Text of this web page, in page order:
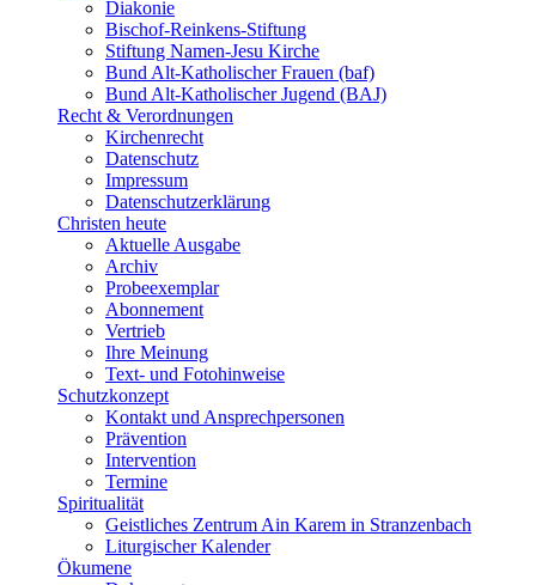
Diakonie
Bischof-Reinkens-Stiftung
Stiftung Namen-Jesu Kirche
Bund Alt-Katholischer Frauen (baf)
Bund Alt-Katholischer Jugend (BAJ)
Recht & Verordnungen
Kirchenrecht
Datenschutz
Impressum
Datenschutzerklärung
Christen heute
Aktuelle Ausgabe
Archiv
Probeexemplar
Abonnement
Vertrieb
Ihre Meinung
Text- und Fotohinweise
Schutzkonzept
Kontakt und Ansprechpersonen
Prävention
Intervention
Termine
Spiritualität
Geistliches Zentrum Ain Karem in Stranzenbach
Liturgischer Kalender
Ökumene